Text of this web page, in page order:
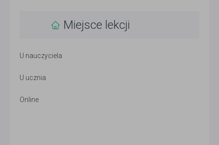
Miejsce lekcji
U nauczyciela
U ucznia
Online